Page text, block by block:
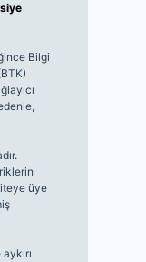
Bilgi
üye